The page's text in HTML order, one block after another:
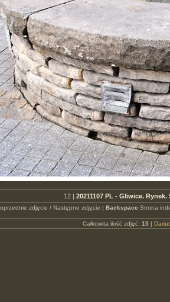
12 | 20211107 PL - Gliwice.
zdjęcie / Następne zdjęcie | Backspace Strona
Całkowita ilość zdjęć: 15|